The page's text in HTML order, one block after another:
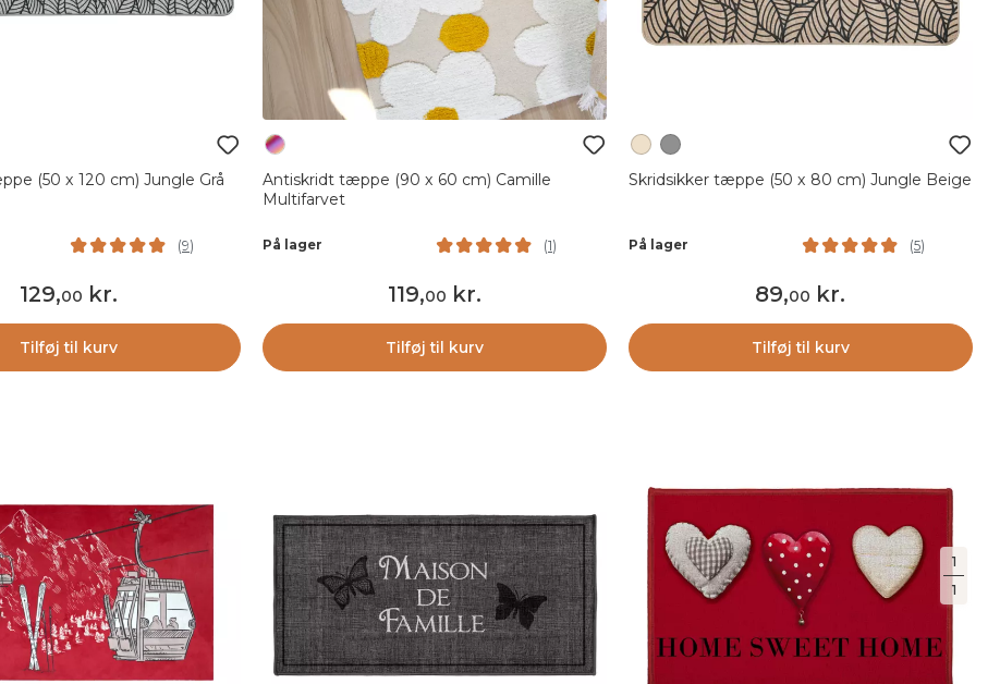
1
1
(50 x 120 cm) Jungle Grå
(9)
129,00 kr.
Tilføj til kurv
Antiskridt tæppe (90 x 60 cm) Camille
Multifarvet
På lager (1)
119,00 kr.
Tilføj til kurv
Skridsikker tæppe (50 x 80 cm) Jungle Beige
På lager (5)
89,00 kr.
Tilføj til kurv